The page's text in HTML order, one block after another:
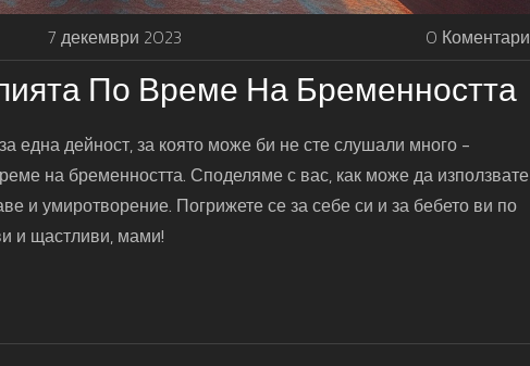
7 декември 2023 0 Коментари
По Време На Бременността
една дейност, за която може би не сте слушали много -
на бременността. Споделяме с вас, как може да използвате
и умиротворение. Погрижете се за себе си и за бебето ви по
и щастливи, мами!